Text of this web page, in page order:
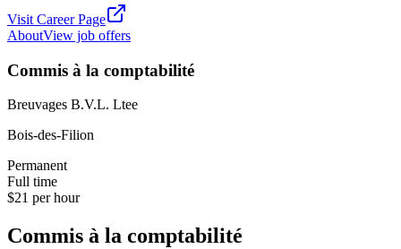
Visit Career Page
AboutView job offers
Commis à la comptabilité
Breuvages B.V.L. Ltee
Bois-des-Filion
Permanent
Full time
$21 per hour
Commis à la comptabilité